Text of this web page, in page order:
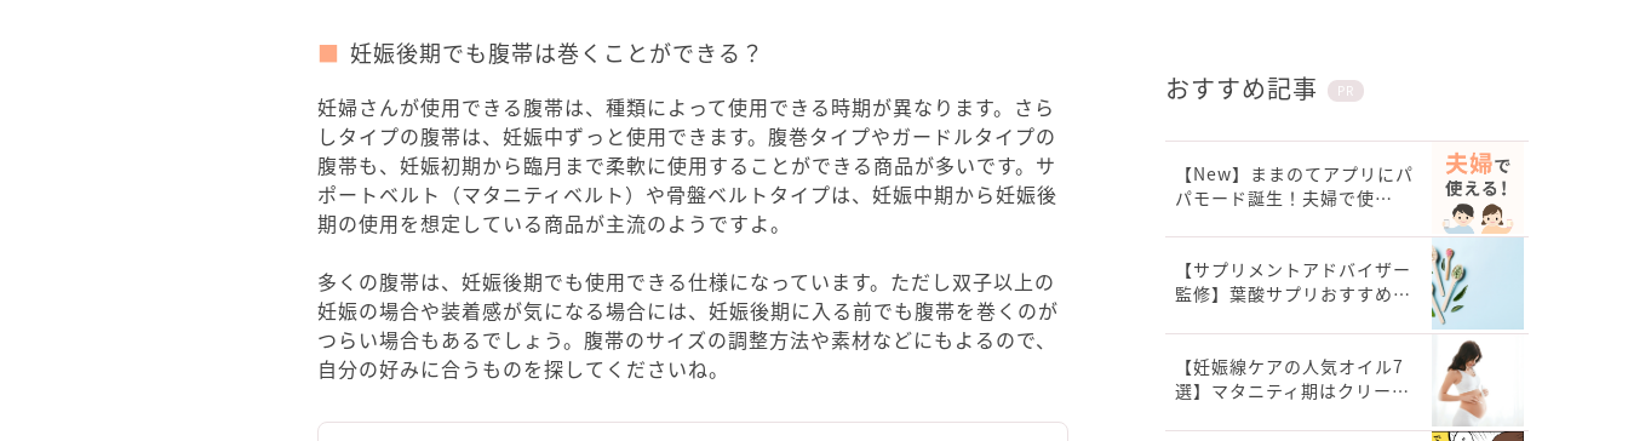
妊娠後期でも腹帯は巻くことができる？
妊婦さんが使用できる腹帯は、種類によって使用できる時期が異なります。さら
しタイプの腹帯は、妊娠中ずっと使用できます。腹巻タイプやガードルタイプの
腹帯も、妊娠初期から臨月まで柔軟に使用することができる商品が多いです。サ
ポートベルト（マタニティベルト）や骨盤ベルトタイプは、妊娠中期から妊娠後
期の使用を想定している商品が主流のようですよ。
多くの腹帯は、妊娠後期でも使用できる仕様になっています。ただし双子以上の
妊娠の場合や装着感が気になる場合には、妊娠後期に入る前でも腹帯を巻くのが
つらい場合もあるでしょう。腹帯のサイズの調整方法や素材などにもよるので、
自分の好みに合うものを探してくださいね。
おすすめ記事 PR
【New】ままのてアプリにパ
パモード誕生！夫婦で使…
【サプリメントアドバイザー
監修】葉酸サプリおすすめ…
【妊娠線ケアの人気オイル7
選】マタニティ期はクリー…